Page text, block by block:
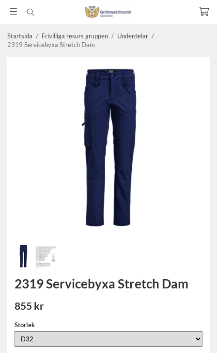
Startsida / Frivilliga resurs gruppen / Underdelar /
2319 Servicebyxa Stretch Dam
2319 Servicebyxa Stretch Dam
855 kr
Storlek